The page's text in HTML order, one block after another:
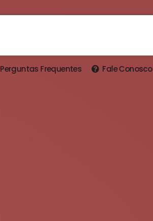
Perguntas Frequentes Fale Conosco